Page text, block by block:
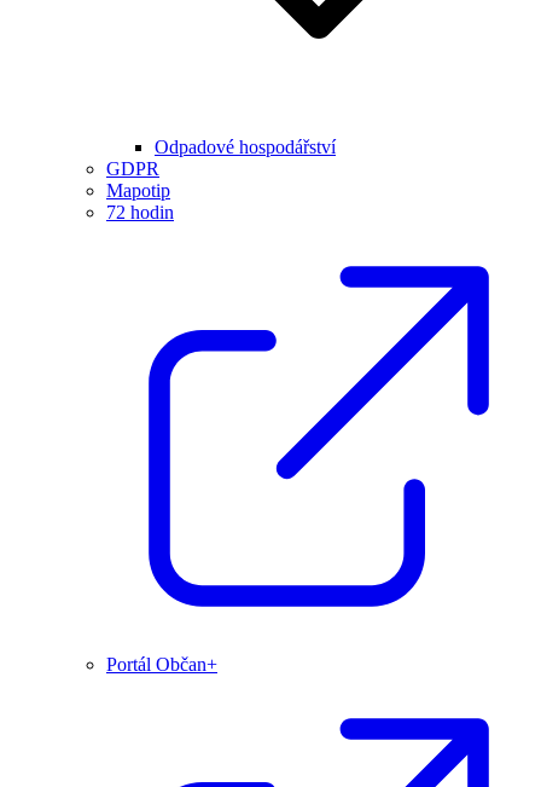
Odpadové hospodářství
GDPR
Mapotip
72 hodin
Portál Občan+